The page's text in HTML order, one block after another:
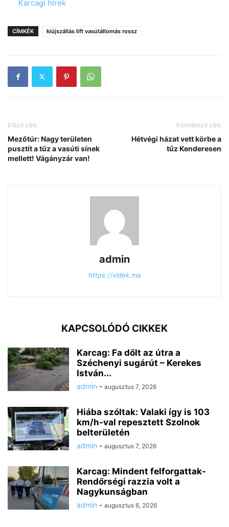
In relation to
Karcagi hírek
CÍMKÉK kiújszállás lift vasútállomás rossz
Előző cikk
Mezőtúr: Nagy területen
pusztít a tűz a vasúti sínek
mellett! Vágányzár van!
Következő cikk
Hétvégi házat vett körbe a
tűz Kenderesen
admin
https://videk.ma
KAPCSOLÓDÓ CIKKEK
Karcag: Fa dőlt az útra a
Széchenyi sugárút – Kerekes
István...
admin - augusztus 7, 2026
Hiába szóltak: Valaki így is 103
km/h-val repesztett Szolnok
belterületén
admin - augusztus 7, 2026
Karcag: Mindent felforgattak-
Rendőrségi razzia volt a
Nagykunságban
admin - augusztus 6, 2026